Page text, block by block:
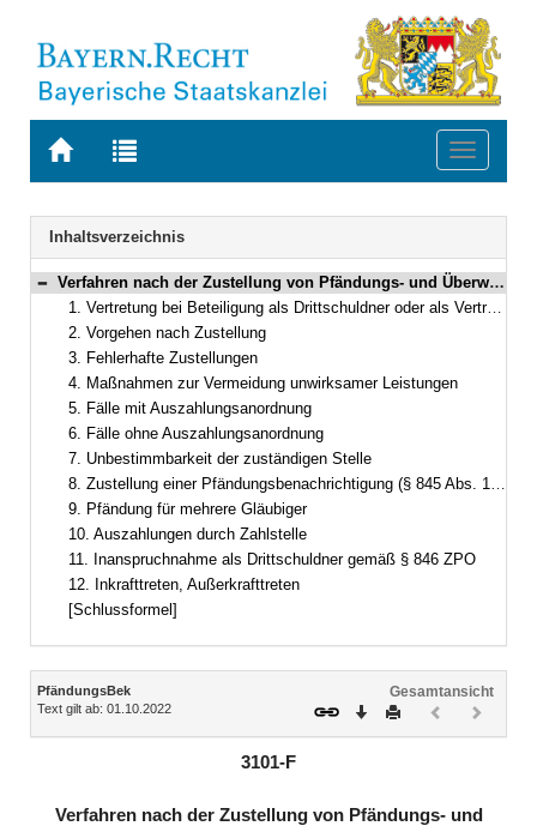
Zur
BAYERN.RECHT
Zur
letzten
Suche
Toggle
Navigation
Inhaltsverzeichnis
Bereich reduzieren
Verfahren nach der Zustellung von Pfändungs- und Überweisungsbeschlüssen oder Pfändungsbenachrichtigungen
1. Vertretung bei Beteiligung als Drittschuldner oder als Vertreter des Drittschuldners
2. Vorgehen nach Zustellung
3. Fehlerhafte Zustellungen
4. Maßnahmen zur Vermeidung unwirksamer Leistungen
5. Fälle mit Auszahlungsanordnung
6. Fälle ohne Auszahlungsanordnung
7. Unbestimmbarkeit der zuständigen Stelle
8. Zustellung einer Pfändungsbenachrichtigung (§ 845 Abs. 1 ZPO)
9. Pfändung für mehrere Gläubiger
10. Auszahlungen durch Zahlstelle
11. Inanspruchnahme als Drittschuldner gemäß § 846 ZPO
12. Inkrafttreten, Außerkrafttreten
[Schlussformel]
Inhalt
PfändungsBek
Text gilt ab: 01.10.2022
Gesamtansicht
Download
DruckenVorheriges
3101-F
Verfahren nach der Zustellung von Pfändungs- und